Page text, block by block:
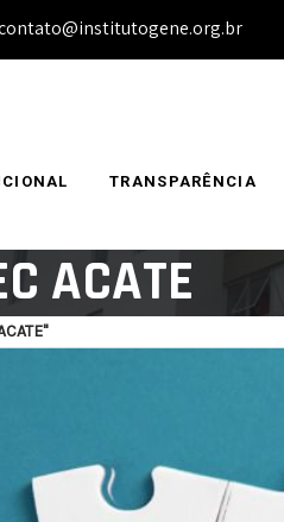
TRANSPARÊNCIA
ACATE